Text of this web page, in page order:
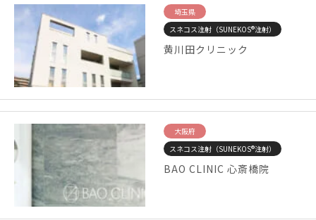
埼玉県
スネコス注射（SUNEKOS®注射）
黄川田クリニック
大阪府
スネコス注射（SUNEKOS®注射）
BAO CLINIC 心斎橋院